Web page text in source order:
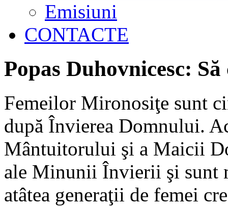
Emisiuni
CONTACTE
Popas Duhovnicesc:
Femeilor Mironosiţe sunt
după Învierea Domnului.
Mântuitorului şi a Maicii
ale Minunii Învierii şi sunt
atâtea generaţii de femei